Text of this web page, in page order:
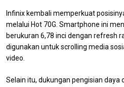
Infinix kembali memperkuat
melalui Hot 70G. Smartphone ini
berukuran 6,78 inci dengan refresh
digunakan untuk scrolling media
video.
Selain itu, dukungan pengisian daya